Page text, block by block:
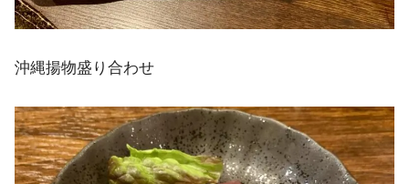
沖縄揚物盛り合わせ